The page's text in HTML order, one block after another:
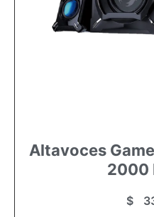
Altavoces
2000
$